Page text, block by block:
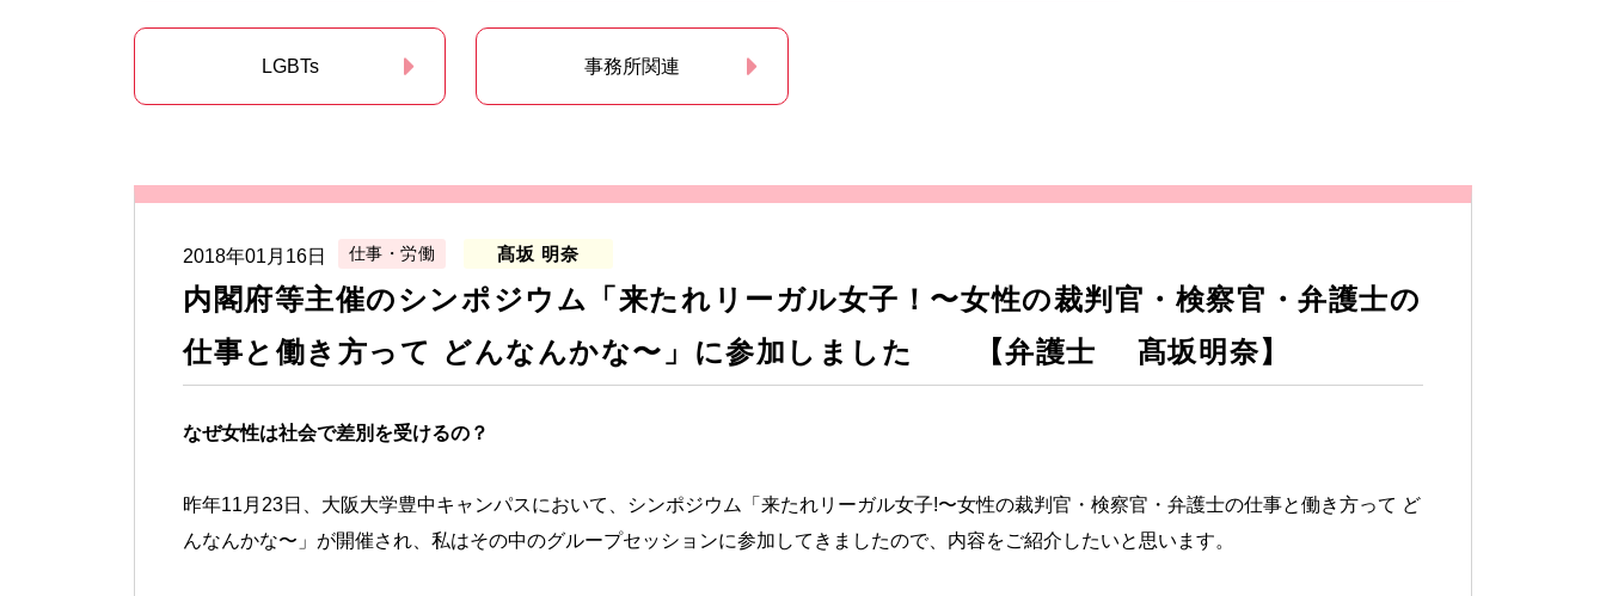
LGBTs 事務所関連
2018年01月16日 仕事・労働 髙坂 明奈
内閣府等主催のシンポジウム「来たれリーガル女子！〜女性の裁判官・検察官・弁護士の
仕事と働き方って どんなんかな〜」に参加しました 【弁護士 髙坂明奈】
なぜ女性は社会で差別を受けるの？
昨年11月23日、大阪大学豊中キャンパスにおいて、シンポジウム「来たれリーガル女子!〜女性の裁判官・検察官・弁護士の仕事と働き方って ど
んなんかな〜」が開催され、私はその中のグループセッションに参加してきましたので、内容をご紹介したいと思います。